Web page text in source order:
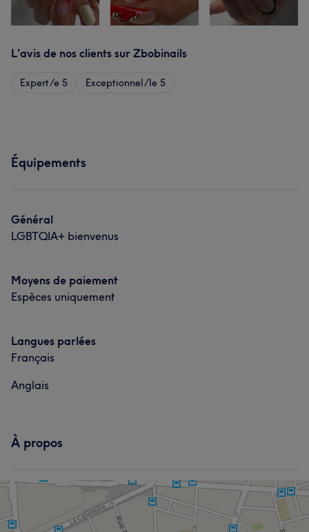
L'avis de nos clients sur Zbobinails
Expert/e 5 Exceptionnel/le 5
Équipements
Général
LGBTQIA+ bienvenus
Moyens de paiement
Espèces uniquement
Langues parlées
Français
Anglais
À propos